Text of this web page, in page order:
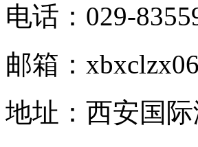
电话：029-
邮箱：
地址：西安国